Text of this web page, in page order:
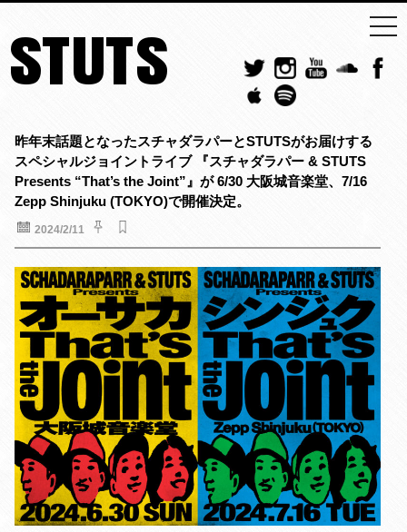
STUTS
昨年末話題となったスチャダラパーとSTUTSがお届けする
スペシャルジョイントライブ 『スチャダラパー & STUTS
Presents “That’s the Joint”』が 6/30 大阪城音楽堂、7/16
Zepp Shinjuku (TOKYO)で開催決定。
2024/2/11